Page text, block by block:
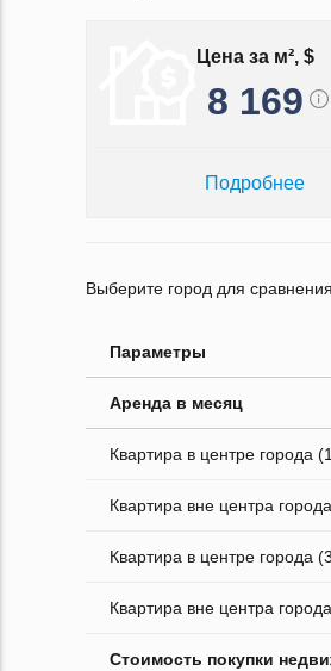
Цена за м², $
8 169
Подробнее
Выберите город для сравнения
Параметры
Аренда в месяц
Квартира в центре города
Квартира вне центра
Квартира в центре города
Квартира вне центра
Стоимость покупки